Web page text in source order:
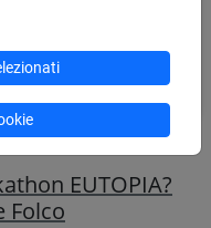
EUTOPIA?
Folco